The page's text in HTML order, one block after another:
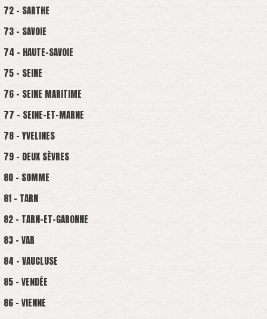
72 - SARTHE
73 - SAVOIE
74 - HAUTE-SAVOIE
75 - SEINE
76 - SEINE MARITIME
77 - SEINE-ET-MARNE
78 - YVELINES
79 - DEUX SÈVRES
80 - SOMME
81 - TARN
82 - TARN-ET-GARONNE
83 - VAR
84 - VAUCLUSE
85 - VENDÉE
86 - VIENNE